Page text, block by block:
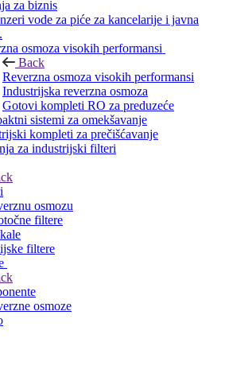
za biznis
vode za piće za kancelarije i javna
osmoza visokih performansi
Back
Reverzna osmoza visokih performansi
Industrijska reverzna osmoza
Gotovi kompleti RO za preduzeće
sistemi za omekšavanje
kompleti za prečišćavanje
za industrijski filteri
osmozu
filtere
filtere
osmoze